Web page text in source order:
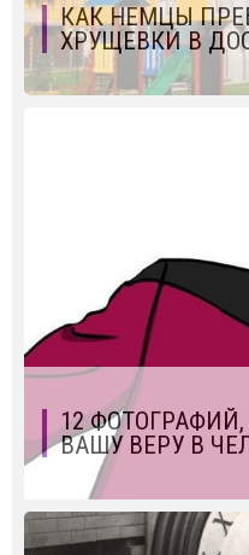
КАК НЕМЦЫ
ХРУЩЕВКИ В
12
ВАШУ ВЕРУ В